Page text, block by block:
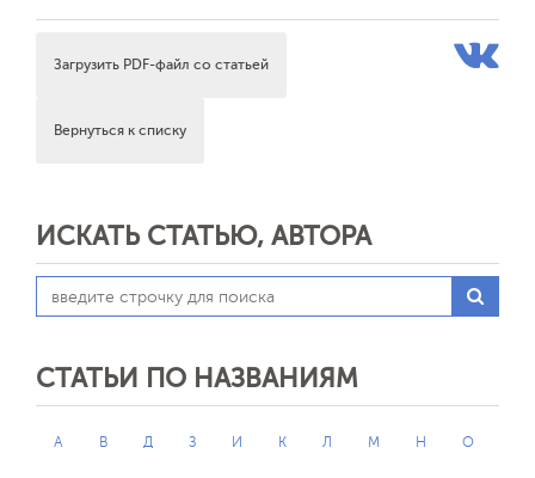
Загрузить PDF-файл со статьей
Вернуться к списку
ИСКАТЬ СТАТЬЮ, АВТОРА
СТАТЬИ ПО НАЗВАНИЯМ
А В Д З И К Л М Н О